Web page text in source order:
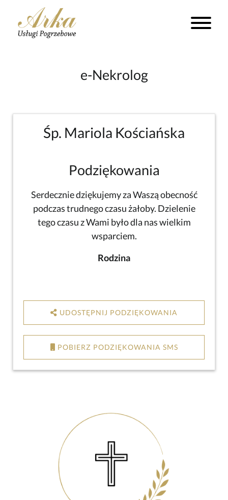
e-Nekrolog
Śp. Mariola Kościańska
Podziękowania
Serdecznie dziękujemy za Waszą obecność
podczas trudnego czasu żałoby. Dzielenie
tego czasu z Wami było dla nas wielkim
wsparciem.
Rodzina
UDOSTĘPNIJ PODZIĘKOWANIA
POBIERZ PODZIĘKOWANIA SMS